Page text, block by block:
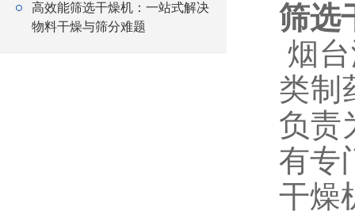
高效能筛选干燥机：一站式解决
物料干燥与筛分难题
筛选
烟
类制
负责
有
干燥